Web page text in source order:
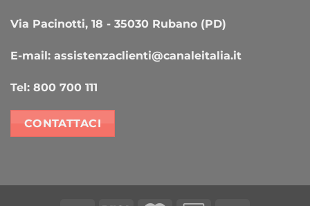
Via Pacinotti, 18 - 35030 Rubano (PD)
E-mail: assistenzaclienti@canaleitalia.it
Tel: 800 700 111
CONTATTACI